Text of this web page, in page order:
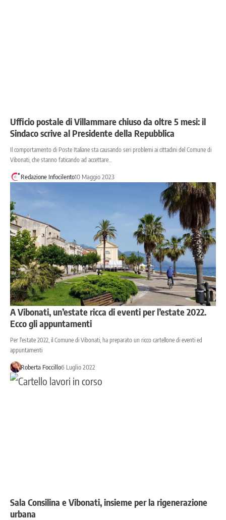
Ufficio postale di Villammare chiuso da oltre 5 mesi: il
Sindaco scrive al Presidente della Repubblica
Il comportamento di Poste Italiane sta causando seri problemi ai cittadini del Comune di
Vibonati, che stanno faticando ad accettare…
Redazione Infocilento10 Maggio 2023
A Vibonati, un’estate ricca di eventi per l’estate 2022.
Ecco gli appuntamenti
Per l'estate 2022, il Comune di Vibonati, ha preparato un ricco cartellone di eventi ed
appuntamenti
Roberta Foccillo6 Luglio 2022
Sala Consilina e Vibonati, insieme per la rigenerazione
urbana